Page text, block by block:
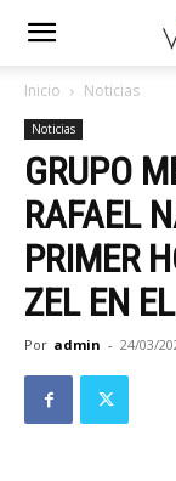
Inicio Noticias
Noticias
GRUPO
RAFAEL
PRIMER
ZEL EN
Por admin - 24/03/